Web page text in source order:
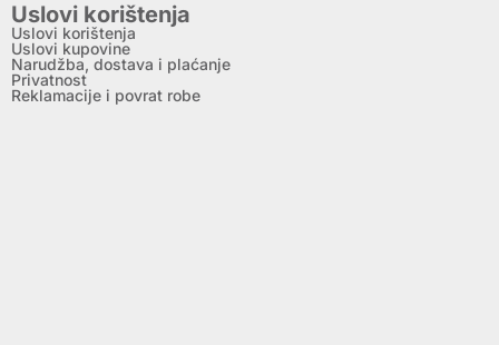
Uslovi korištenja
Uslovi korištenja
Uslovi kupovine
Narudžba, dostava i plaćanje
Privatnost
Reklamacije i povrat robe